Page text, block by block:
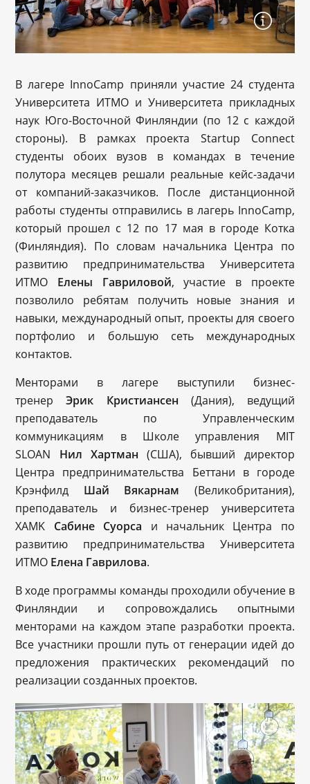
В лагере InnoCamp приняли участие 24 студента
Университета ИТМО и Университета прикладных
наук Юго-Восточной Финляндии (по 12 с каждой
стороны). В рамках проекта Startup Connect
студенты обоих вузов в командах в течение
полутора месяцев решали реальные кейс-задачи
от компаний-заказчиков. После дистанционной
работы студенты отправились в лагерь InnoCamp,
который прошел с 12 по 17 мая в городе Котка
(Финляндия). По словам начальника Центра по
развитию предпринимательства Университета
ИТМО Елены Гавриловой, участие в проекте
позволило ребятам получить новые знания и
навыки, международный опыт, проекты для своего
портфолио и большую сеть международных
контактов.
Менторами в лагере выступили бизнес-
тренерЭрик Кристиансен (Дания), ведущий
преподаватель по Управленческим
коммуникациям в Школе управления MIT
SLOAN Нил Хартман (США), бывший директор
Центра предпринимательства Беттани в городе
Крэнфилд Шай Вякарнам (Великобритания),
преподаватель и бизнес-тренер университета
XAMK Сабине Суорса и начальник Центра по
развитию предпринимательства Университета
ИТМО Елена Гаврилова.
В ходе программы команды проходили обучение в
Финляндии и сопровождались опытными
менторами на каждом этапе разработки проекта.
Все участники прошли путь от генерации идей до
предложения практических рекомендаций по
реализации созданных проектов.